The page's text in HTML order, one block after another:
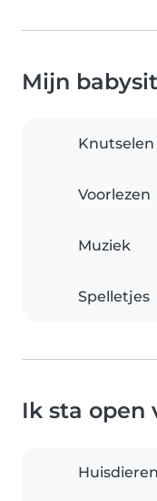
Mijn
Knutselen
Voorlezen
Muziek
Spelletjes
Ik sta open
Huisdieren